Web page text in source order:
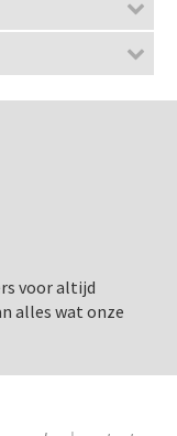
voor altijd
alles wat onze